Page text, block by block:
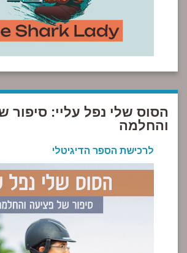
הסוס שלי נפל עליי: סיפור
והחלמה
לרכישת הספר הדיגיטלי